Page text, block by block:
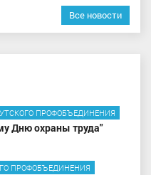
Все новости
ПРОФОБЪЕДИНЕНИЯ
Дню охраны труда"
ПРОФОБЪЕДИНЕНИЯ